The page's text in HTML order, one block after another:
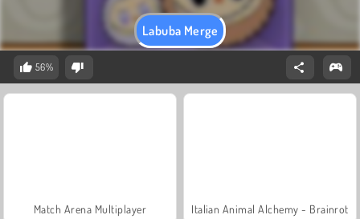
Labuba Merge
56%
Match Arena Multiplayer Italian Animal Alchemy - Brainrot